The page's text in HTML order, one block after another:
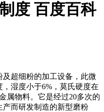
度 百度百科
超细粉的加工设备，此微
湿度小于6%，莫氏硬度在
属物料。它是经过20多次的
而研发制造的新型磨粉